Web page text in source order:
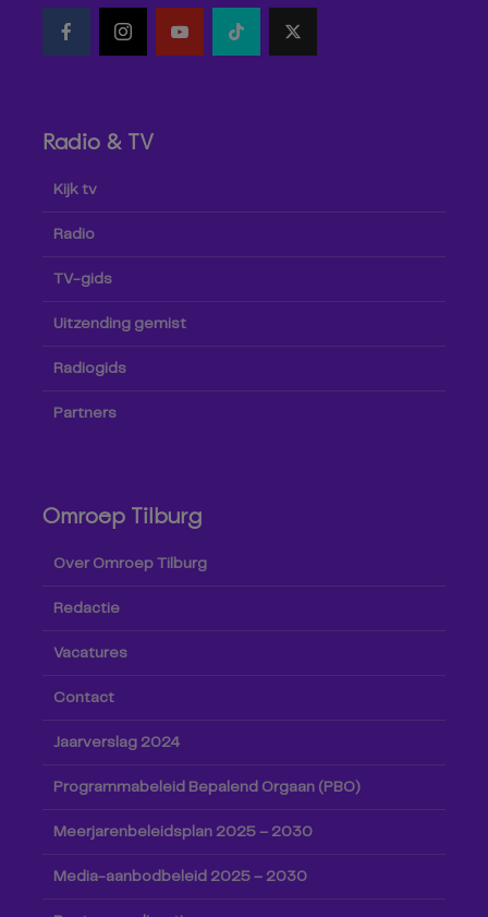
Radio & TV
Kijk tv
Radio
TV-gids
Uitzending gemist
Radiogids
Partners
Omroep Tilburg
Over Omroep Tilburg
Redactie
Vacatures
Contact
Jaarverslag 2024
Programmabeleid Bepalend Orgaan (PBO)
Meerjarenbeleidsplan 2025 – 2030
Media-aanbodbeleid 2025 – 2030